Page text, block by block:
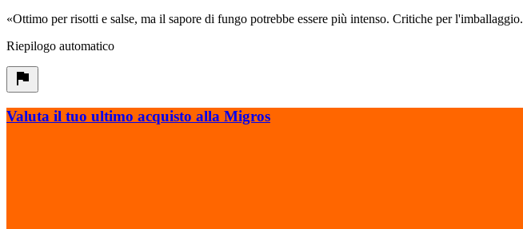
«Ottimo per risotti e salse, ma il sapore di fungo potrebbe essere più intenso. Critiche per l'imballaggio.
Riepilogo automatico
Valuta il tuo ultimo acquisto alla Migros